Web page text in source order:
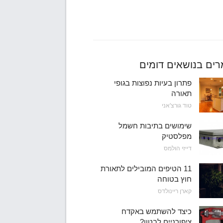
בנושאים דומים
פתרון בעיות נפוצות בגופי
תאורה
טוד גורצ'אני
שימושים בתיבות חשמל
מפלסטיק
דייזי הולמס
11 הטיפים המובילים לתאורת
חוץ בטוחה
קארן ריינולדס
כיצד להשתמש באקדח